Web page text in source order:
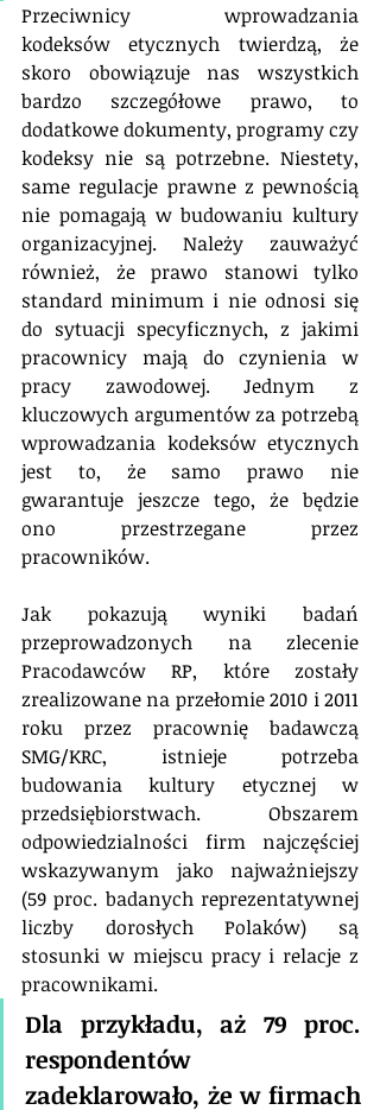
Przeciwnicy wprowadzania
kodeksów etycznych twierdzą, że
skoro obowiązuje nas wszystkich
bardzo szczegółowe prawo, to
dodatkowe dokumenty, programy czy
kodeksy nie są potrzebne. Niestety,
same regulacje prawne z pewnością
nie pomagają w budowaniu kultury
organizacyjnej. Należy zauważyć
również, że prawo stanowi tylko
standard minimum i nie odnosi się
do sytuacji specyficznych, z jakimi
pracownicy mają do czynienia w
pracy zawodowej. Jednym z
kluczowych argumentów za potrzebą
wprowadzania kodeksów etycznych
jest to, że samo prawo nie
gwarantuje jeszcze tego, że będzie
ono przestrzegane przez
pracowników.
Jak pokazują wyniki badań
przeprowadzonych na zlecenie
Pracodawców RP, które zostały
zrealizowane na przełomie 2010 i 2011
roku przez pracownię badawczą
SMG/KRC, istnieje potrzeba
budowania kultury etycznej w
przedsiębiorstwach. Obszarem
odpowiedzialności firm najczęściej
wskazywanym jako najważniejszy
(59 proc. badanych reprezentatywnej
liczby dorosłych Polaków) są
stosunki w miejscu pracy i relacje z
pracownikami.
Dla przykładu, aż 79 proc.
respondentów
zadeklarowało, że w firmach